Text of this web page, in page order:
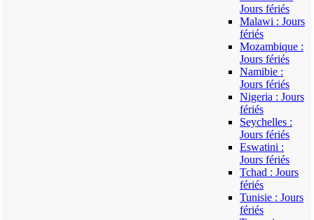
Jours fériés
Malawi : Jours
fériés
Mozambique :
Jours fériés
Namibie :
Jours fériés
Nigeria : Jours
fériés
Seychelles :
Jours fériés
Eswatini :
Jours fériés
Tchad : Jours
fériés
Tunisie : Jours
fériés